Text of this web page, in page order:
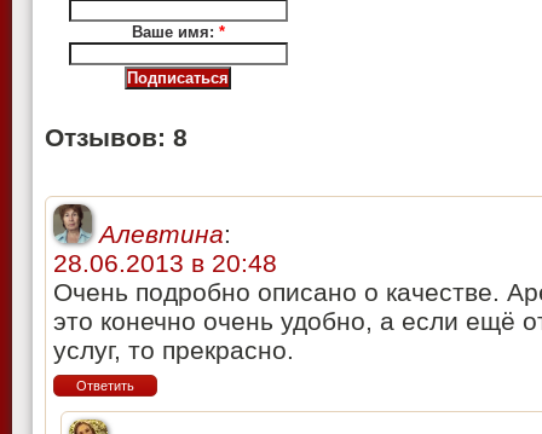
Ваше имя: *
Отзывов: 8
Алевтина:
28.06.2013 в 20:48
Очень подробно описано о качестве.
это конечно очень удобно, а если ещё
услуг, то прекрасно.
Ответить